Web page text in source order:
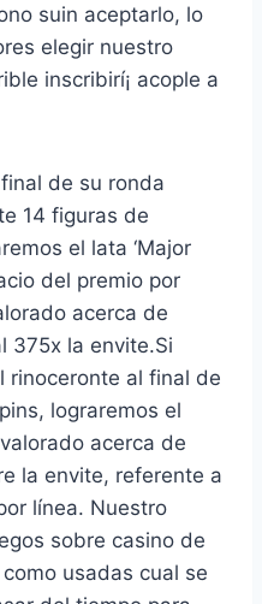
suin aceptarlo, lo
elegir nuestro
inscribirí¡ acople a
de su ronda
14 figuras de
el lata ‘Major
del premio por
acerca de
375x la envite.Si
rinoceronte al final de
lograremos el
acerca de
la envite, referente a
línea. Nuestro
sobre casino de
usadas cual se